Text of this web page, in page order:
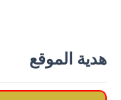
هدية الموقع